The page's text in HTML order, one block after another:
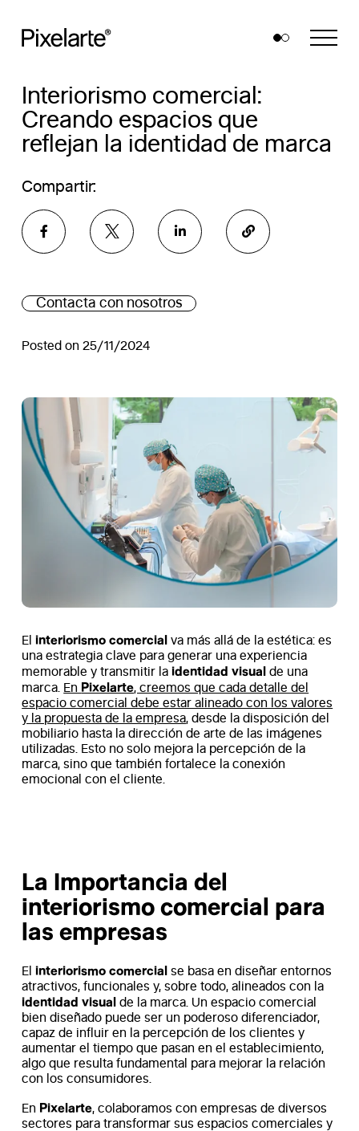
content
Interiorismo comercial:
Creando espacios que
reflejan la identidad de marca
Compartir:
Contacta con nosotros
Posted on 25/11/2024
El interiorismo comercial va más allá de la estética: es
una estrategia clave para generar una experiencia
memorable y transmitir la identidad visual de una
marca. En Pixelarte, creemos que cada detalle del
espacio comercial debe estar alineado con los valores
y la propuesta de la empresa, desde la disposición del
mobiliario hasta la dirección de arte de las imágenes
utilizadas. Esto no solo mejora la percepción de la
marca, sino que también fortalece la conexión
emocional con el cliente.
La Importancia del
interiorismo comercial para
las empresas
El interiorismo comercial se basa en diseñar entornos
atractivos, funcionales y, sobre todo, alineados con la
identidad visual de la marca. Un espacio comercial
bien diseñado puede ser un poderoso diferenciador,
capaz de influir en la percepción de los clientes y
aumentar el tiempo que pasan en el establecimiento,
algo que resulta fundamental para mejorar la relación
con los consumidores.
En Pixelarte, colaboramos con empresas de diversos
sectores para transformar sus espacios comerciales y